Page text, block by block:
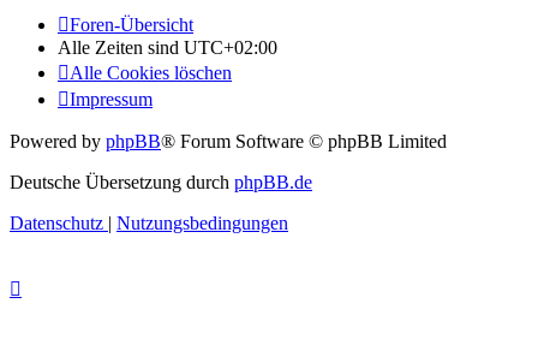
Foren-Übersicht
Alle Zeiten sind UTC+02:00
Alle Cookies löschen
Impressum
Powered by phpBB® Forum Software © phpBB Limited
Deutsche Übersetzung durch phpBB.de
Datenschutz
Nutzungsbedingungen